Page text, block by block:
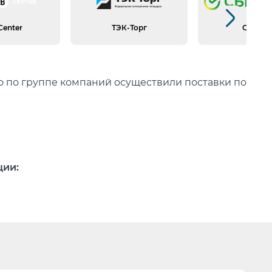
188
с 44 по
ТЭК-Торг СБЕР А
Следующий слайд
по группе компаний осуществили поставки по
Заказчик.